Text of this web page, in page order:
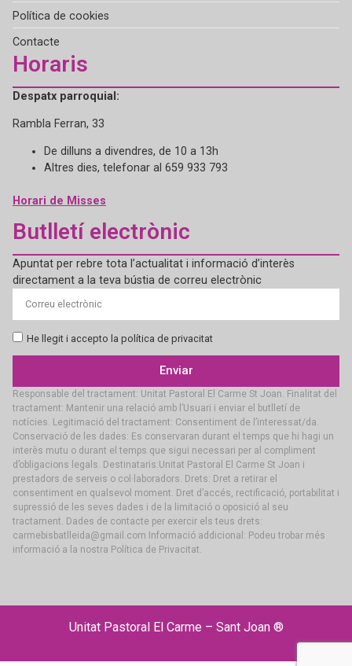
Política de cookies
Contacte
Horaris
Despatx parroquial:
Rambla Ferran, 33
De dilluns a divendres, de 10 a 13h
Altres dies, telefonar al 659 933 793
Horari de Misses
Butlletí electrònic
Apuntat per rebre tota l’actualitat i informació d’interès
directament a la teva bústia de correu electrònic
He llegit i accepto la política de privacitat
Enviar
Responsable del tractament: Unitat Pastoral El Carme St Joan. Finalitat del
tractament: Mantenir una relació amb l’Usuari i enviar el butlletí de
notícies. Legitimació del tractament: Consentiment de l’interessat/da.
Conservació de les dades: Es conservaran durant el temps que hi hagi un
interès mutu o durant el temps que sigui necessari per al compliment
d’obligacions legals. Destinataris:Unitat Pastoral El Carme St Joan i
prestadors de serveis o col·laboradors. Drets: Dret a retirar el
consentiment en qualsevol moment. Dret d’accés, rectificació, portabilitat i
supressió de les seves dades i de la limitació o oposició al seu
tractament. Dades de contacte per exercir els teus drets:
carmebisbatlleida@gmail.com Informació addicional: Podeu trobar més
informació a la nostra Política de Privacitat.
Unitat Pastoral El Carme – Sant Joan ®